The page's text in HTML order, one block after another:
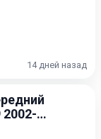
14 дней назад
2002-